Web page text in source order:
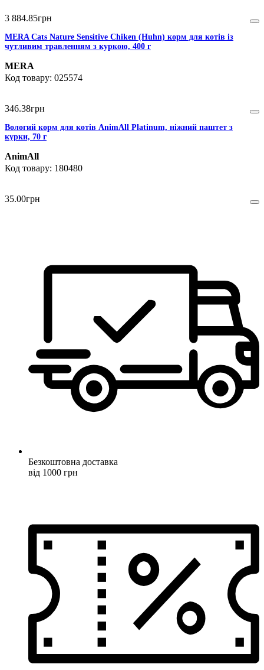
3 884.85грн
MERA Cats Nature Sensitive Chiken (Huhn) корм для котів із
чутливим травленням з куркою, 400 г
MERA
025574
346.38грн
Вологий корм для котів AnimAll Platinum, ніжний паштет з
курки, 70 г
AnimAll
180480
35.00грн
Безкоштовна доставка
від 1000 грн